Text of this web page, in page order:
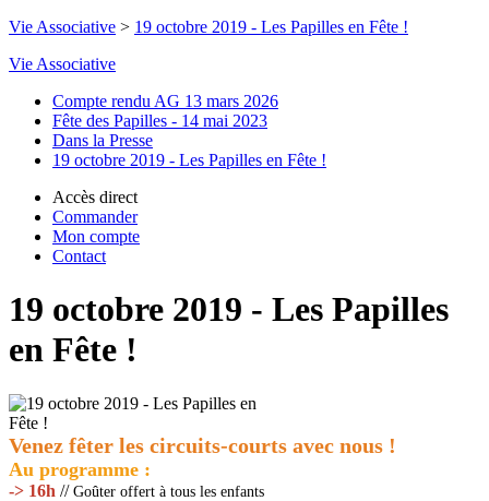
Vie Associative > 19 octobre 2019 - Les Papilles en Fête !
Vie Associative
Compte rendu AG 13 mars 2026
Fête des Papilles - 14 mai 2023
Dans la Presse
19 octobre 2019 - Les Papilles en Fête !
Accès direct
Commander
Mon compte
Contact
19 octobre 2019 - Les Papilles
en Fête !
Venez fêter les circuits-courts avec nous !
Au programme :
-> 16h // Goûter offert à tous les enfants